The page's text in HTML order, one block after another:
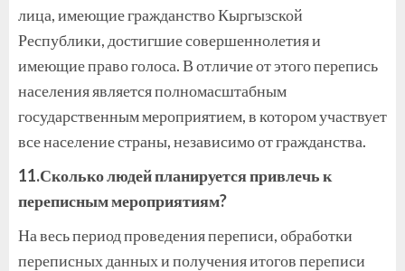
лица, имеющие гражданство Кыргызской
Республики, достигшие совершеннолетия и
имеющие право голоса. В отличие от этого перепись
населения является полномасштабным
государственным мероприятием, в котором участвует
все население страны, независимо от гражданства.
11.Сколько людей планируется привлечь к
переписным мероприятиям?
На весь период проведения переписи, обработки
переписных данных и получения итогов переписи